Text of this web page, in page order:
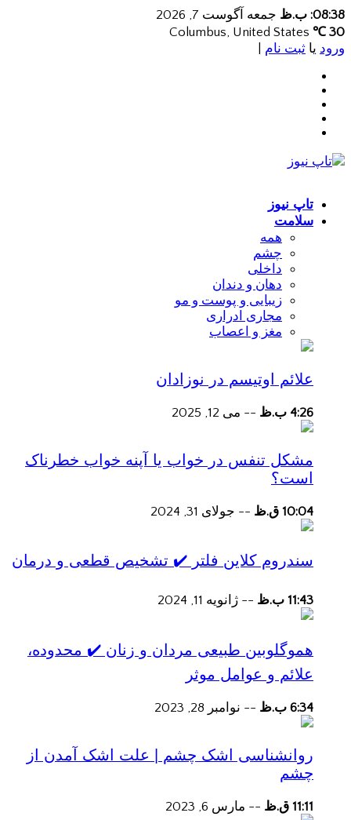
08:38: ب.ظ
جمعه آگوست 7, 2026
30 ℃
ورود یا ثبت نام
تاپ نیوز
سلامت
همه
چشم
داخلی
دهان و دندان
زیبایی و پوست و مو
مجاری ادراری
مغز و اعصاب
علائم اوتیسم در نوزادان
4:26 ب.ظ -- می 12, 2025
مشکل تنفس در خواب یا آپنه خواب خطرناک
است؟
10:04 ق.ظ -- جولای 31, 2024
سندروم کلاین فلتر ✔️ تشخیص قطعی و درمان
11:43 ب.ظ -- ژانویه 11, 2024
هموگلوبین طبیعی مردان و زنان ✔️ محدوده،
علائم و عوامل موثر
6:34 ب.ظ -- نوامبر 28, 2023
روانشناسی اشک چشم | علت اشک آمدن از
چشم
11:11 ق.ظ -- مارس 6, 2023